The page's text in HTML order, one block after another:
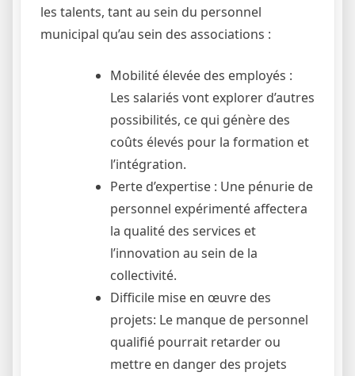
les talents, tant au sein du personnel
municipal qu’au sein des associations :
Mobilité élevée des employés :
Les salariés vont explorer d’autres
possibilités, ce qui génère des
coûts élevés pour la formation et
l’intégration.
Perte d’expertise : Une pénurie de
personnel expérimenté affectera
la qualité des services et
l’innovation au sein de la
collectivité.
Difficile mise en œuvre des
projets: Le manque de personnel
qualifié pourrait retarder ou
mettre en danger des projets